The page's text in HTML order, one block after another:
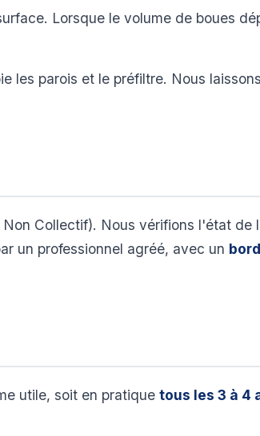
Lorsque le volume de boues
les parois et le préfiltre. Nous
Collectif). Nous vérifions l'état de
un professionnel agréé, avec un
utile, soit en pratique tous les 3 à 4